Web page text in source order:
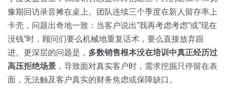
下载客户端
企业服务
消费医疗
教育
汽车
开放平台
定价
资源中心
豫期回访录音摊在桌上。团队连续三个季度在新人留存率上
卡壳，问题出奇地一致：当客户说出”我再考虑考虑”或”现在
没钱”时，顾问们要么机械地重复话术，要么直接放弃跟
进。更深层的问题是， 多数销售根本没在培训中真正经历过
高压拒绝场景 ，导致面对真实客户时，需求挖掘只停留在表
面，无法触及客户真实的财务焦虑或保障缺口。